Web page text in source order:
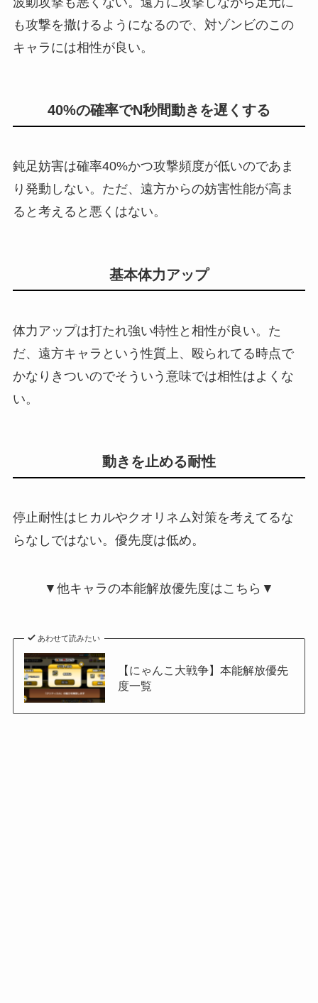
も攻撃を撒けるようになるので、対ゾンビのこの
キャラには相性が良い。
40%の確率でN秒間動きを遅くする
鈍足妨害は確率40%かつ攻撃頻度が低いのであま
り発動しない。ただ、遠方からの妨害性能が高ま
ると考えると悪くはない。
基本体力アップ
体力アップは打たれ強い特性と相性が良い。た
だ、遠方キャラという性質上、殴られてる時点で
かなりきついのでそういう意味では相性はよくな
い。
動きを止める耐性
停止耐性はヒカルやクオリネム対策を考えてるな
らなしではない。優先度は低め。
▼他キャラの本能解放優先度はこちら▼
あわせて読みたい
【にゃんこ大戦争】本能解放優先
度一覧